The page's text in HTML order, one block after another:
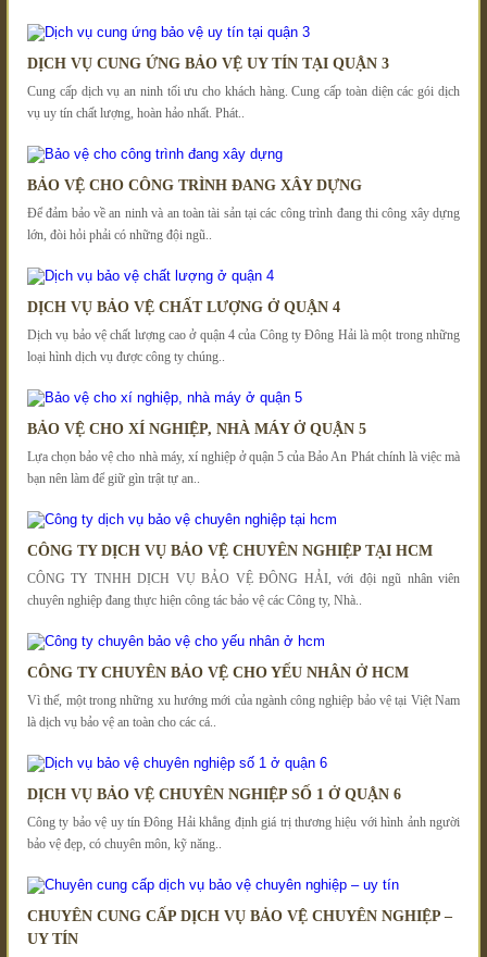
DỊCH VỤ CUNG ỨNG BẢO VỆ UY TÍN TẠI QUẬN 3
Cung cấp dịch vụ an ninh tối ưu cho khách hàng. Cung cấp toàn diện các gói dịch
vụ uy tín chất lượng, hoàn hảo nhất. Phát..
BẢO VỆ CHO CÔNG TRÌNH ĐANG XÂY DỰNG
Để đảm bảo về an ninh và an toàn tài sản tại các công trình đang thi công xây dựng
lớn, đòi hỏi phải có những đội ngũ..
DỊCH VỤ BẢO VỆ CHẤT LƯỢNG Ở QUẬN 4
Dịch vụ bảo vệ chất lượng cao ở quận 4 của Công ty Đông Hải là một trong những
loại hình dịch vụ được công ty chúng..
BẢO VỆ CHO XÍ NGHIỆP, NHÀ MÁY Ở QUẬN 5
Lựa chọn bảo vệ cho nhà máy, xí nghiệp ở quận 5 của Bảo An Phát chính là việc mà
bạn nên làm để giữ gìn trật tự an..
CÔNG TY DỊCH VỤ BẢO VỆ CHUYÊN NGHIỆP TẠI HCM
CÔNG TY TNHH DỊCH VỤ BẢO VỆ ĐÔNG HẢI, với đội ngũ nhân viên
chuyên nghiệp đang thực hiện công tác bảo vệ các Công ty, Nhà..
CÔNG TY CHUYÊN BẢO VỆ CHO YẾU NHÂN Ở HCM
Vì thế, một trong những xu hướng mới của ngành công nghiệp bảo vệ tại Việt Nam
là dịch vụ bảo vệ an toàn cho các cá..
DỊCH VỤ BẢO VỆ CHUYÊN NGHIỆP SỐ 1 Ở QUẬN 6
Công ty bảo vệ uy tín Đông Hải khẳng định giá trị thương hiệu với hình ảnh người
bảo vệ đẹp, có chuyên môn, kỹ năng..
CHUYÊN CUNG CẤP DỊCH VỤ BẢO VỆ CHUYÊN NGHIỆP –
UY TÍN